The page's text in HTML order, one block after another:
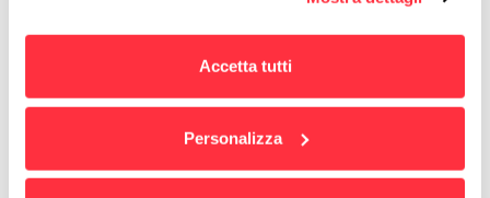
Accetta tutti
Personalizza